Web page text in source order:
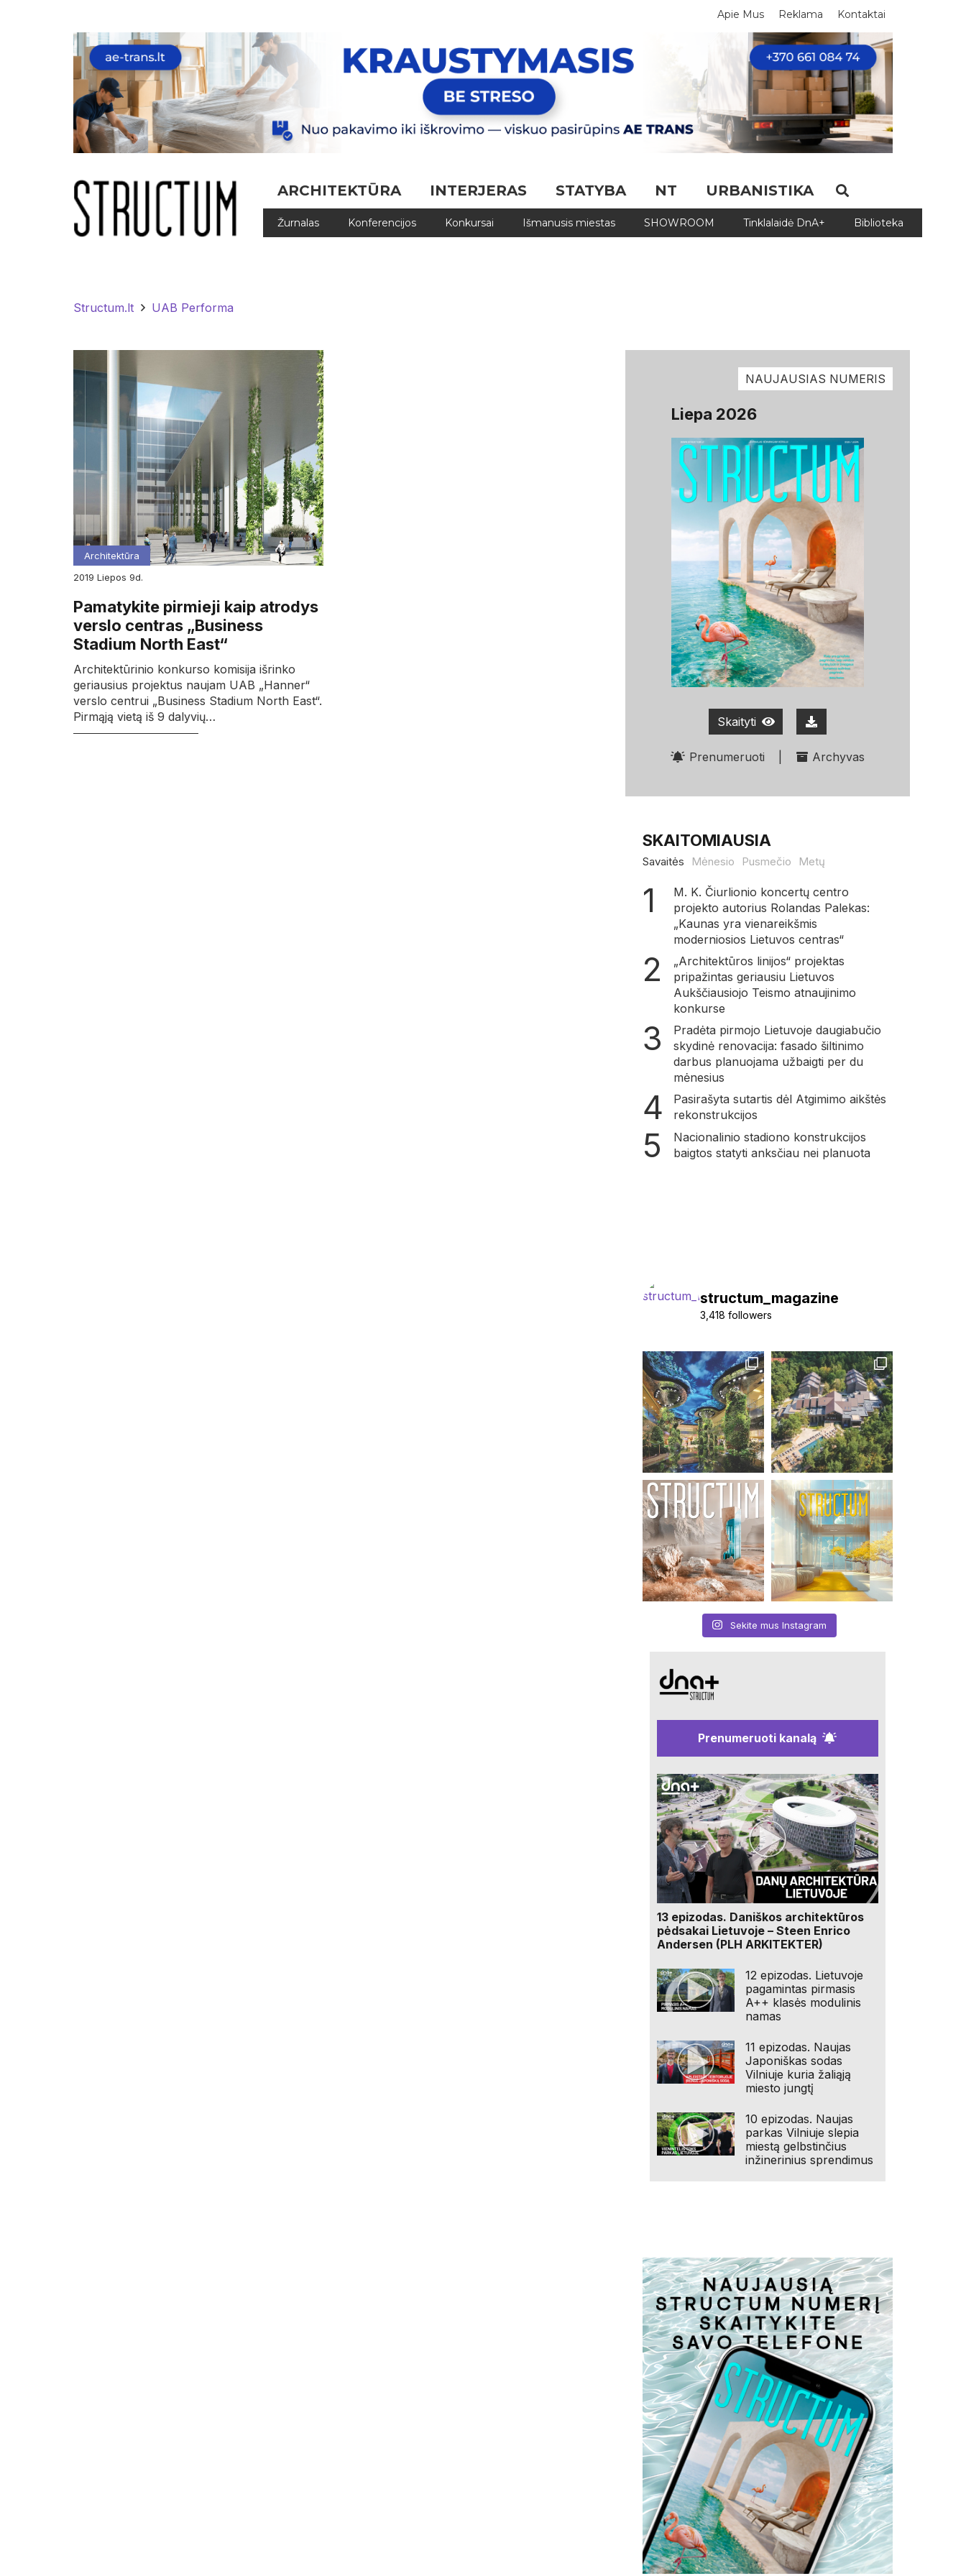
Apie Mus Reklama Kontaktai
ARCHITEKTŪRA INTERJERAS STATYBA NT URBANISTIKA
Žurnalas Konferencijos Konkursai Išmanusis miestas SHOWROOM Tinklalaidė DnA+ Biblioteka
Structum.lt UAB Performa
Architektūra
2019
liepos 9d.
Pamatykite pirmieji kaip atrodys
verslo centras „Business
Stadium North East“
Architektūrinio konkurso komisija išrinko
geriausius projektus naujam UAB „Hanner“
verslo centrui „Business Stadium North East“.
Pirmąją vietą iš 9 dalyvių…
NAUJAUSIAS NUMERIS
Liepa 2026
Skaityti
Prenumeruoti Archyvas
SKAITOMIAUSIA
Savaitės Mėnesio Pusmečio Metų
M. K. Čiurlionio koncertų centro
projekto autorius Rolandas Palekas:
„Kaunas yra vienareikšmis
moderniosios Lietuvos centras“
„Architektūros linijos“ projektas
pripažintas geriausiu Lietuvos
Aukščiausiojo Teismo atnaujinimo
konkurse
Pradėta pirmojo Lietuvoje daugiabučio
skydinė renovacija: fasado šiltinimo
darbus planuojama užbaigti per du
mėnesius
Pasirašyta sutartis dėl Atgimimo aikštės
rekonstrukcijos
Nacionalinio stadiono konstrukcijos
baigtos statyti anksčiau nei planuota
structum_magazine
3,418 followers
Sekite mus Instagram
Prenumeruoti kanalą
13 epizodas. Daniškos architektūros
pėdsakai Lietuvoje – Steen Enrico
Andersen (PLH ARKITEKTER)
12 epizodas. Lietuvoje
pagamintas pirmasis
A++ klasės modulinis
namas
11 epizodas. Naujas
Japoniškas sodas
Vilniuje kuria žaliąją
miesto jungtį
10 epizodas. Naujas
parkas Vilniuje slepia
miestą gelbstinčius
inžinerinius sprendimus